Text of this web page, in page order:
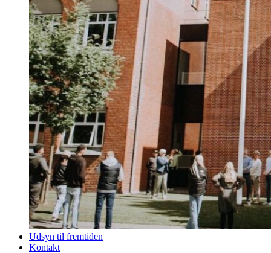
Udsyn til fremtiden
Kontakt